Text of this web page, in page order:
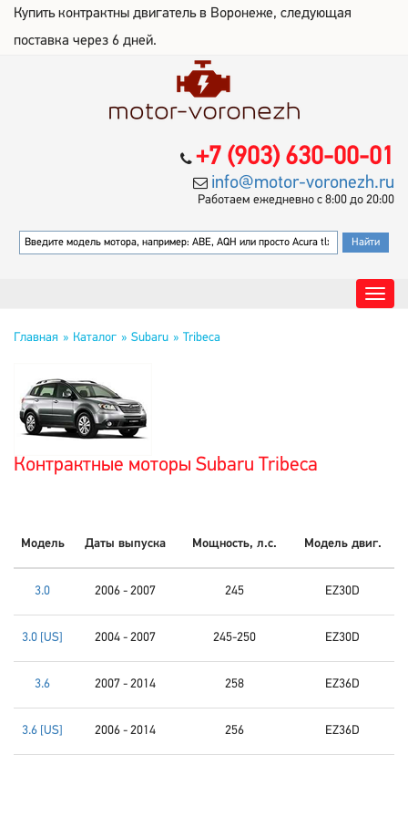
Купить контрактны двигатель в Воронеже, следующая
поставка через 6 дней.
+7 (903) 630-00-01
info@motor-voronezh.ru
Работаем ежедневно с 8:00 до 20:00
Главная Каталог Subaru Tribeca
Контрактные моторы Subaru Tribeca
Модель Даты выпуска Мощность, л.с. Модель двиг.
3.0 2006 - 2007 245 EZ30D
3.0 [US] 2004 - 2007 245-250 EZ30D
3.6 2007 - 2014 258 EZ36D
3.6 [US] 2006 - 2014 256 EZ36D